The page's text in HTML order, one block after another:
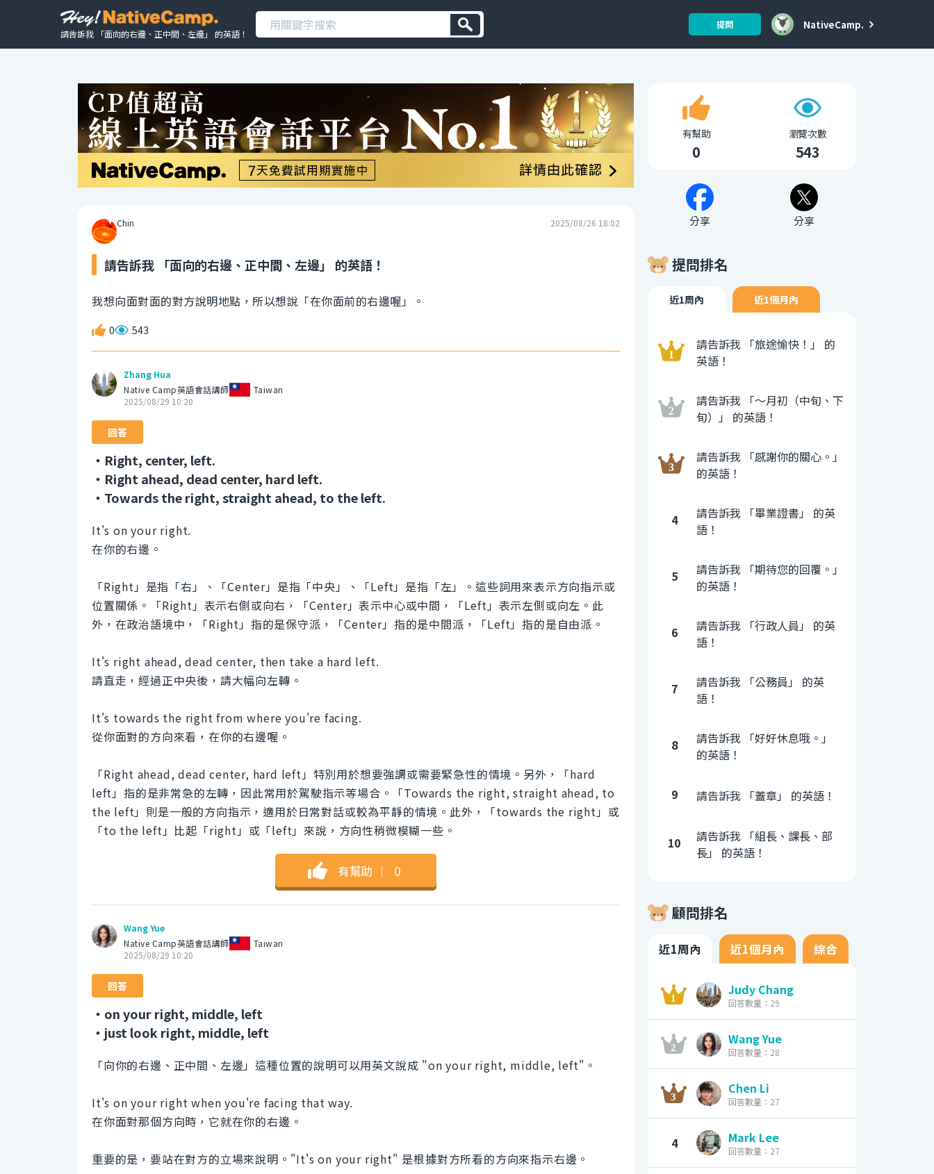
請告訴我 「面向的右邊、正中間、左邊」 的英語！
提問 NativeCamp.
Chin 2025/08/26 18:02
請告訴我 「面向的右邊、正中間、左邊」 的英語！
我想向面對面的對方說明地點，所以想說「在你面前的右邊喔」。
0 543
Zhang Hua
Native Camp英語會話講師
Taiwan
2025/08/29 10:20
回答
・Right, center, left.
・Right ahead, dead center, hard left.
・Towards the right, straight ahead, to the left.
It's on your right.
在你的右邊。
「Right」是指「右」、「Center」是指「中央」、「Left」是指「左」。這些詞用來表示方向指示或
位置關係。「Right」表示右側或向右，「Center」表示中心或中間，「Left」表示左側或向左。此
外，在政治語境中，「Right」指的是保守派，「Center」指的是中間派，「Left」指的是自由派。
It's right ahead, dead center, then take a hard left.
請直走，經過正中央後，請大幅向左轉。
It's towards the right from where you're facing.
從你面對的方向來看，在你的右邊喔。
「Right ahead, dead center, hard left」特別用於想要強調或需要緊急性的情境。另外，「hard
left」指的是非常急的左轉，因此常用於駕駛指示等場合。「Towards the right, straight ahead, to
the left」則是一般的方向指示，適用於日常對話或較為平靜的情境。此外，「towards the right」或
「to the left」比起「right」或「left」來說，方向性稍微模糊一些。
有幫助 ｜ 0
Wang Yue
Native Camp英語會話講師
Taiwan
2025/08/29 10:20
回答
・on your right, middle, left
・just look right, middle, left
「向你的右邊、正中間、左邊」這種位置的說明可以用英文說成 "on your right, middle, left"。
It's on your right when you're facing that way.
在你面對那個方向時，它就在你的右邊。
重要的是，要站在對方的立場來說明。"It's on your right" 是根據對方所看的方向來指示右邊。
有幫助
0
瀏覽次數
543
分享 分享
提問排名
近1周內 近1個月內
請告訴我 「旅途愉快！」 的
英語！
請告訴我 「〜月初（中旬、下
旬）」 的英語！
請告訴我 「感謝你的關心。」
的英語！
4
請告訴我 「畢業證書」 的英
語！
5
請告訴我 「期待您的回覆。」
的英語！
6
請告訴我 「行政人員」 的英
語！
7
請告訴我 「公務員」 的英
語！
8
請告訴我 「好好休息哦。」
的英語！
9 請告訴我 「蓋章」 的英語！
10
請告訴我 「組長、課長、部
長」 的英語！
顧問排名
近1周內 近1個月內 綜合
Judy Chang
回答數量：29
Wang Yue
回答數量：28
Chen Li
回答數量：27
4 Mark Lee
回答數量：27